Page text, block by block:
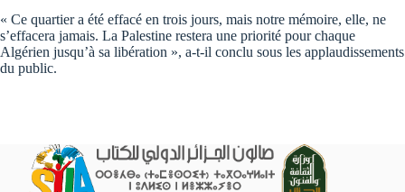
« Ce quartier a été effacé en trois jours, mais notre mémoire, elle, ne
s’effacera jamais. La Palestine restera une priorité pour chaque
Algérien jusqu’à sa libération », a-t-il conclu sous les applaudissements
du public.